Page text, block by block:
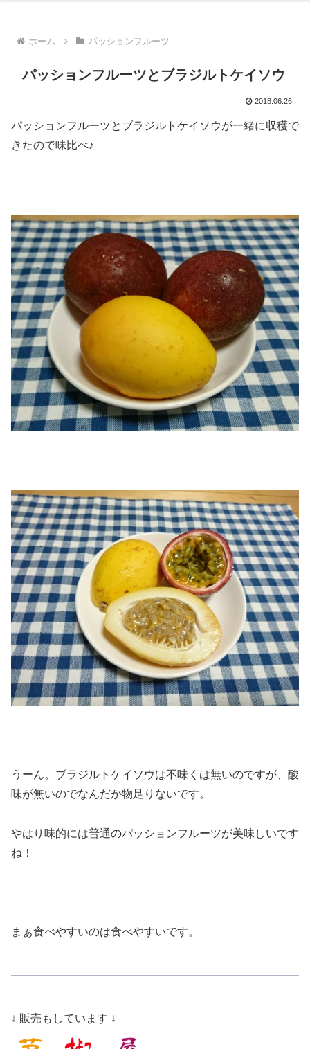
ホーム パッションフルーツ
パッションフルーツとブラジルトケイソウ
2018.06.26
パッションフルーツとブラジルトケイソウが一緒に収穫で
きたので味比べ♪
うーん。ブラジルトケイソウは不味くは無いのですが、酸
味が無いのでなんだか物足りないです。
やはり味的には普通のパッションフルーツが美味しいです
ね！
まぁ食べやすいのは食べやすいです。
↓ 販売もしています ↓